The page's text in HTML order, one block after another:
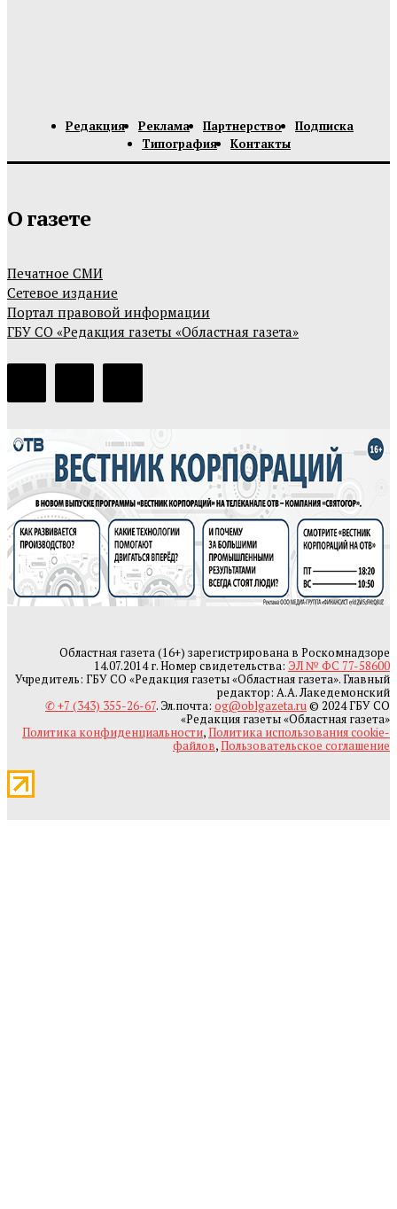
Редакция Реклама Партнерство
Подписка
Типография
Контакты
О газете
Печатное СМИ
Сетевое издание
Портал правовой информации
ГБУ СО «Редакция газеты «Областная газета»
Областная газета (16+) зарегистрирована в Роскомнадзоре
14.07.2014 г. Номер свидетельства: ЭЛ № ФС 77-58600
Учредитель: ГБУ СО «Редакция газеты «Областная газета». Главный
редактор: А.А. Лакедемонский
✆ +7 (343) 355-26-67. Эл.почта: og@oblgazeta.ru© 2024 ГБУ СО
«Редакция газеты «Областная газета»
Политика конфиденциальности,Политика использования cookie-
файлов,Пользовательское соглашение